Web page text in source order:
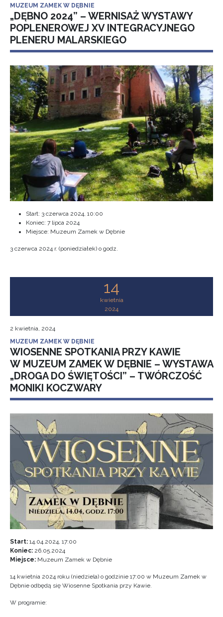
MUZEUM ZAMEK W DĘBNIE
„DĘBNO 2024” – WERNISAŻ WYSTAWY
POPLENEROWEJ XV INTEGRACYJNEGO
PLENERU MALARSKIEGO
Start: 3 czerwca 2024, 10:00
Koniec: 7 lipca 2024
Miejsce: Muzeum Zamek w Dębnie
3 czerwca 2024 r. (poniedziałek) o godz.
14
kwietnia
2024
2 kwietnia, 2024
MUZEUM ZAMEK W DĘBNIE
WIOSENNE SPOTKANIA PRZY KAWIE
W MUZEUM ZAMEK W DĘBNIE – WYSTAWA
„DROGA DO ŚWIĘTOŚCI” – TWÓRCZOŚĆ
MONIKI KOCZWARY
Start: 14.04.2024, 17:00
Koniec: 26.05.2024
Miejsce: Muzeum Zamek w Dębnie
14 kwietnia 2024 roku (niedziela) o godzinie 17:00 w Muzeum Zamek w
Dębnie odbędą się Wiosenne Spotkania przy Kawie.
W programie: